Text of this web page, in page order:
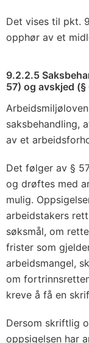
Det vises til pkt.
opphør av et
9.2.2.5
57) og avskjed (§
saksbehandling,
av et
Det følger av §
og drøftes med
mulig.
arbeidstakers
søksmål, om
frister som
arbeidsmangel,
om
kreve å få en
Dersom skriftlig
oppsigelsen har